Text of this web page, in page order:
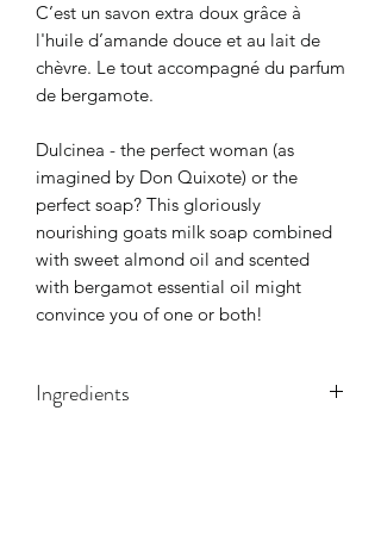
C’est un savon extra doux grâce à
l'huile d’amande douce et au lait de
chèvre. Le tout accompagné du parfum
de bergamote.
Dulcinea - the perfect woman (as
imagined by Don Quixote) or the
perfect soap? This gloriously
nourishing goats milk soap combined
with sweet almond oil and scented
with bergamot essential oil might
convince you of one or both!
Ingredients